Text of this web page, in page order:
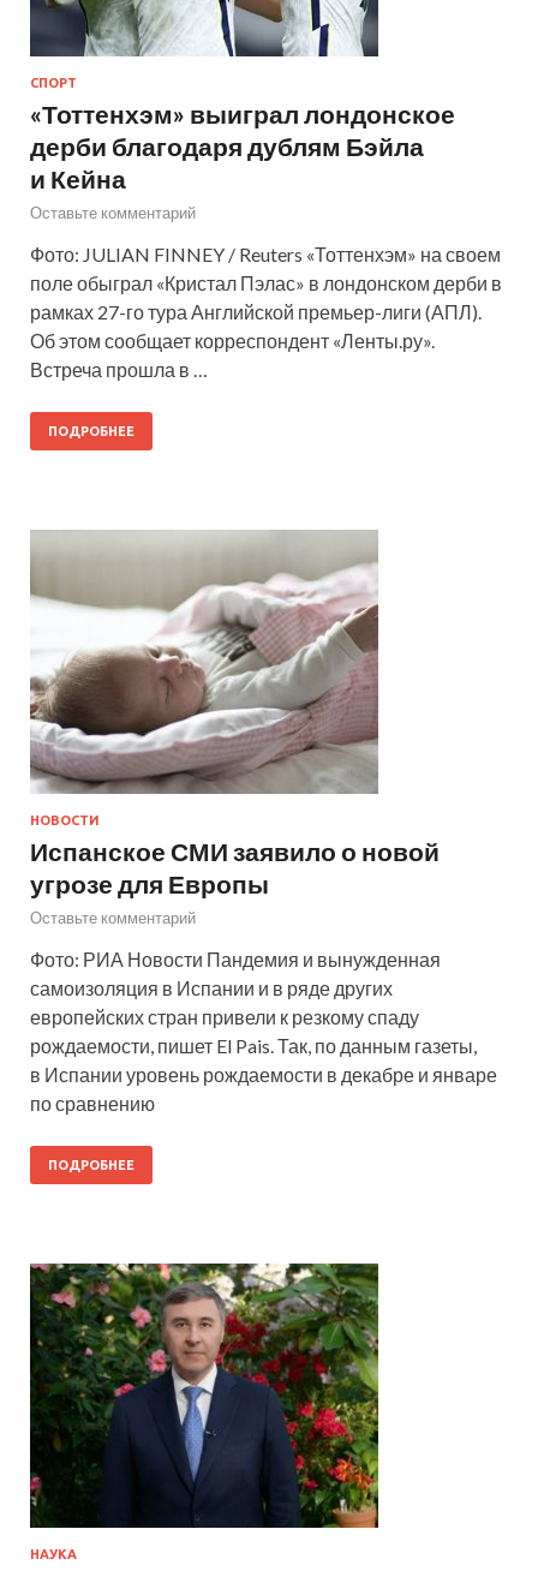
СПОРТ
«Тоттенхэм» выиграл лондонское
дерби благодаря дублям Бэйла
и Кейна
Оставьте комментарий
Фото: JULIAN FINNEY / Reuters «Тоттенхэм» на своем
поле обыграл «Кристал Пэлас» в лондонском дерби в
рамках 27-го тура Английской премьер-лиги (АПЛ).
Об этом сообщает корреспондент «Ленты.ру».
Встреча прошла в …
ПОДРОБНЕЕ
НОВОСТИ
Испанское СМИ заявило о новой
угрозе для Европы
Оставьте комментарий
Фото: РИА Новости Пандемия и вынужденная
самоизоляция в Испании и в ряде других
европейских стран привели к резкому спаду
рождаемости, пишет El Pais. Так, по данным газеты,
в Испании уровень рождаемости в декабре и январе
по сравнению
ПОДРОБНЕЕ
НАУКА